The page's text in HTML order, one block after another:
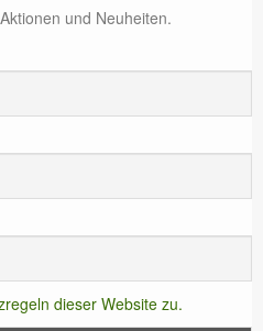
und Neuheiten.
dieser Website zu.